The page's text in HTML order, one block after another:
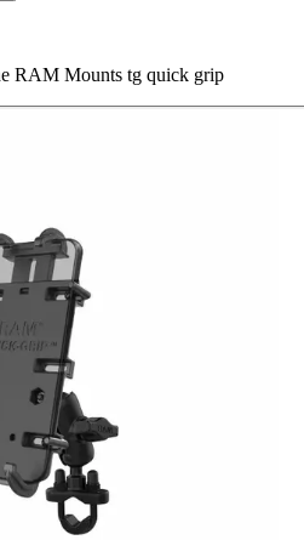
RAM Mounts tg quick grip